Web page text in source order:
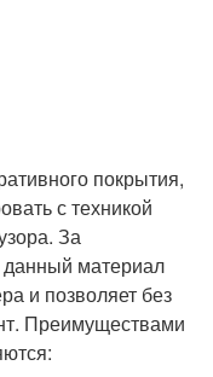
покрытия,
с техникой
За
данный материал
и позволяет без
Преимуществами